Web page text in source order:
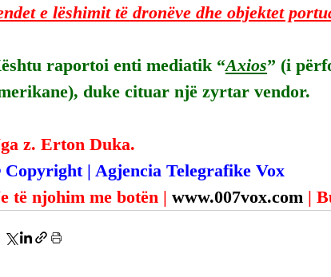
e lëshimit të dronëve dhe objektet
raportoi enti mediatik “Axios” (i
duke cituar një zyrtar vendor.
z. Erton Duka.
| Agjencia Telegrafike Vox
të njohim me botën | www.007vox.com |